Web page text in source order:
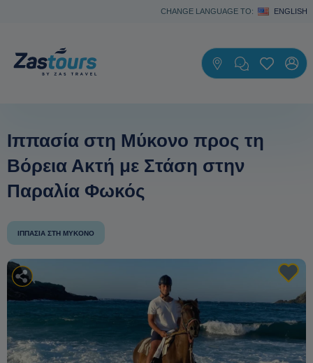
CHANGE LANGUAGE TO: ENGLISH
Ιππασία στη Μύκονο προς τη
Βόρεια Ακτή με Στάση στην
Παραλία Φωκός
ΙΠΠΑΣΊΑ ΣΤΗ ΜΎΚΟΝΟ